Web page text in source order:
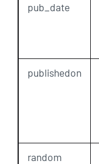
pub_date
publishedon
random